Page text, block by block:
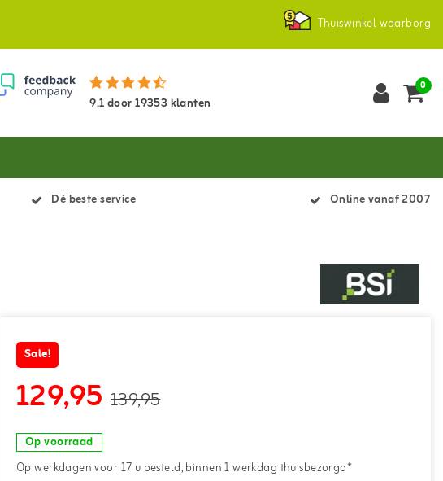
Thuiswinkel waarborg
9.1door19353 klanten
0
Dè beste service Online vanaf 2007
Sale!
129,95 139,95
Op voorraad
Op werkdagen voor 17 u besteld, binnen 1 werkdag thuisbezorgd*